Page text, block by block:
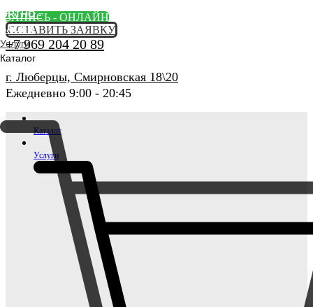
ЗАПИСЬ - ОНЛАЙН
ОСТАВИТЬ ЗАЯВКУ
+7 969 204 20 89
г. Люберцы, Смирновская 18\20
Ежедневно 9:00 - 20:45
Каталог
Услуги
ORTHO -
SALON
Услуги
Каталог